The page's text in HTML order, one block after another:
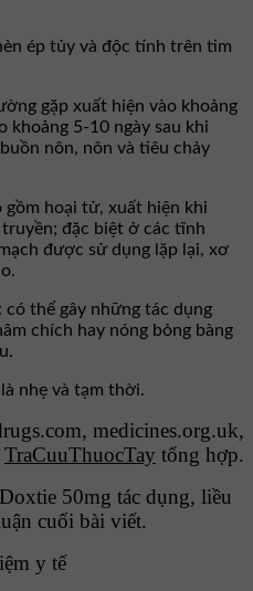
ép tủy và độc tính trên tim
gặp xuất hiện vào khoảng
khoảng 5-10 ngày sau khi
nôn, nôn và tiêu chảy
gồm hoại tử, xuất hiện khi
đặc biệt ở các tĩnh
được sử dụng lặp lại, xơ
thể gây những tác dụng
chích hay nóng bỏng bàng
nhẹ và tạm thời.
medicines.org.uk,
TraCuuThuocTay tổng hợp.
50mg tác dụng, liều
cuối bài viết.
y tế